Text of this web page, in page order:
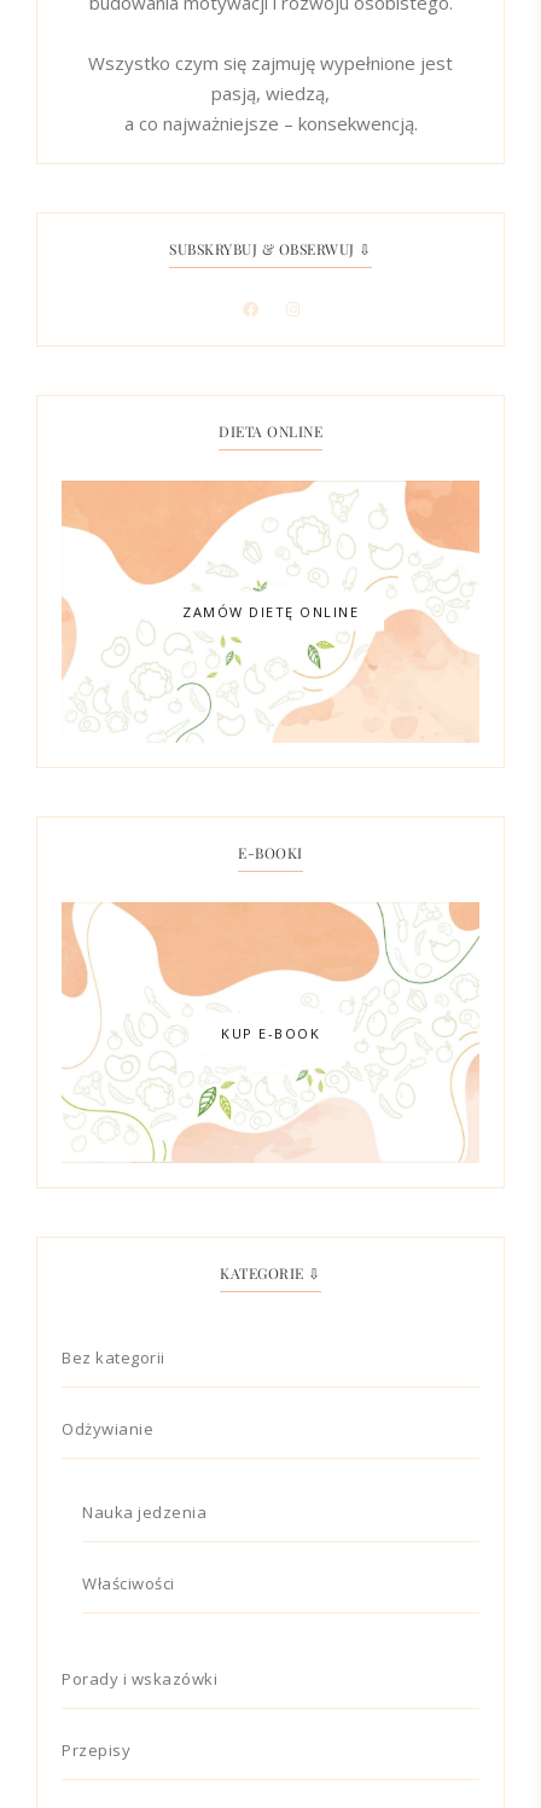
Wszystko czym się zajmuję wypełnione jest
pasją, wiedzą,
a co najważniejsze – konsekwencją.
SUBSKRYBUJ & OBSERWUJ ⇩
DIETA ONLINE
ZAMÓW DIETĘ ONLINE
E-BOOKI
KUP E-BOOK
KATEGORIE ⇩
Bez kategorii
Odżywianie
Nauka jedzenia
Właściwości
Porady i wskazówki
Przepisy